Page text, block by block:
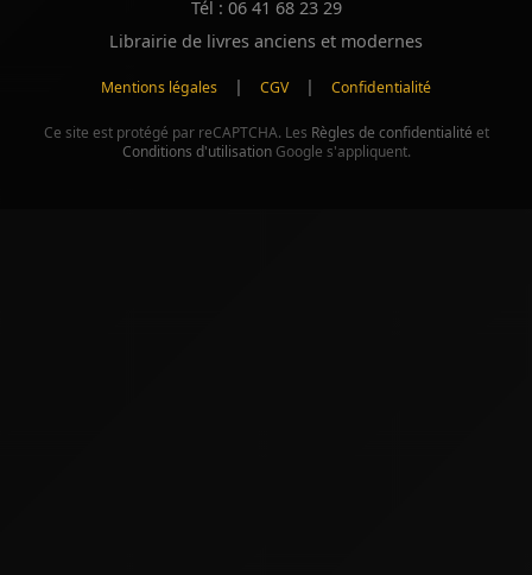
Tél : 06 41 68 23 29
Librairie de livres anciens et modernes
Mentions légales | CGV | Confidentialité
Ce site est protégé par reCAPTCHA. Les Règles de confidentialité et
Conditions d'utilisationGoogle s'appliquent.